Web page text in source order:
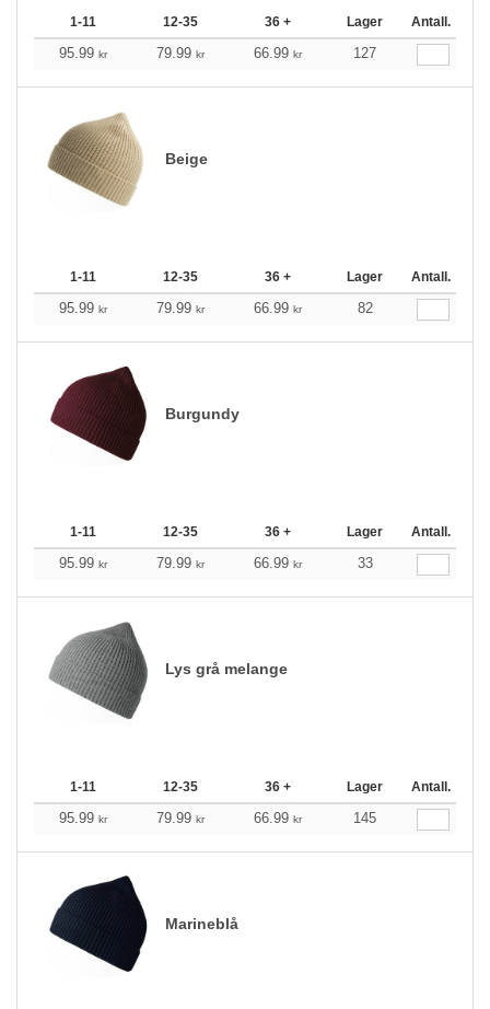
1-11 12-35 36 + Lager Antall.
95.99 kr 79.99 kr 66.99 kr 127
Beige
1-11 12-35 36 + Lager Antall.
95.99 kr 79.99 kr 66.99 kr 82
Burgundy
1-11 12-35 36 + Lager Antall.
95.99 kr 79.99 kr 66.99 kr 33
Lys grå melange
1-11 12-35 36 + Lager Antall.
95.99 kr 79.99 kr 66.99 kr 145
Marineblå